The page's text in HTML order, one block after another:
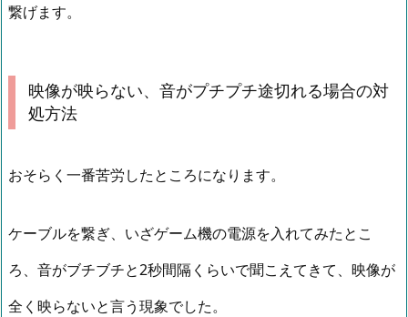
繋げます。
映像が映らない、音がプチプチ途切れる場合の対
処方法
おそらく一番苦労したところになります。
ケーブルを繋ぎ、いざゲーム機の電源を入れてみたとこ
ろ、音がブチブチと2秒間隔くらいで聞こえてきて、映像が
全く映らないと言う現象でした。